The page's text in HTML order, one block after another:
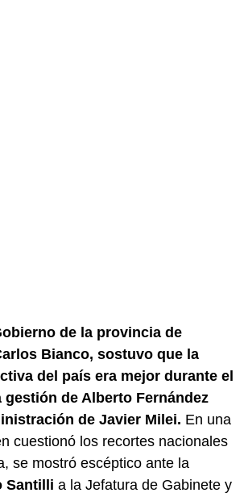
de la provincia de
Bianco, sostuvo que la
del país era mejor durante el
gestión de Alberto Fernández
de Javier Milei. En una
cuestionó los recortes nacionales
se mostró escéptico ante la
Santilli a la Jefatura de Gabinete y